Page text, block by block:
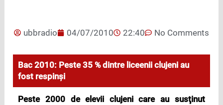
ubbradio 04/07/2010 22:40 No Comments
Bac 2010: Peste 35 % dintre liceenii clujeni au
fost respinşi
Peste 2000 de elevii clujeni care au susţinut